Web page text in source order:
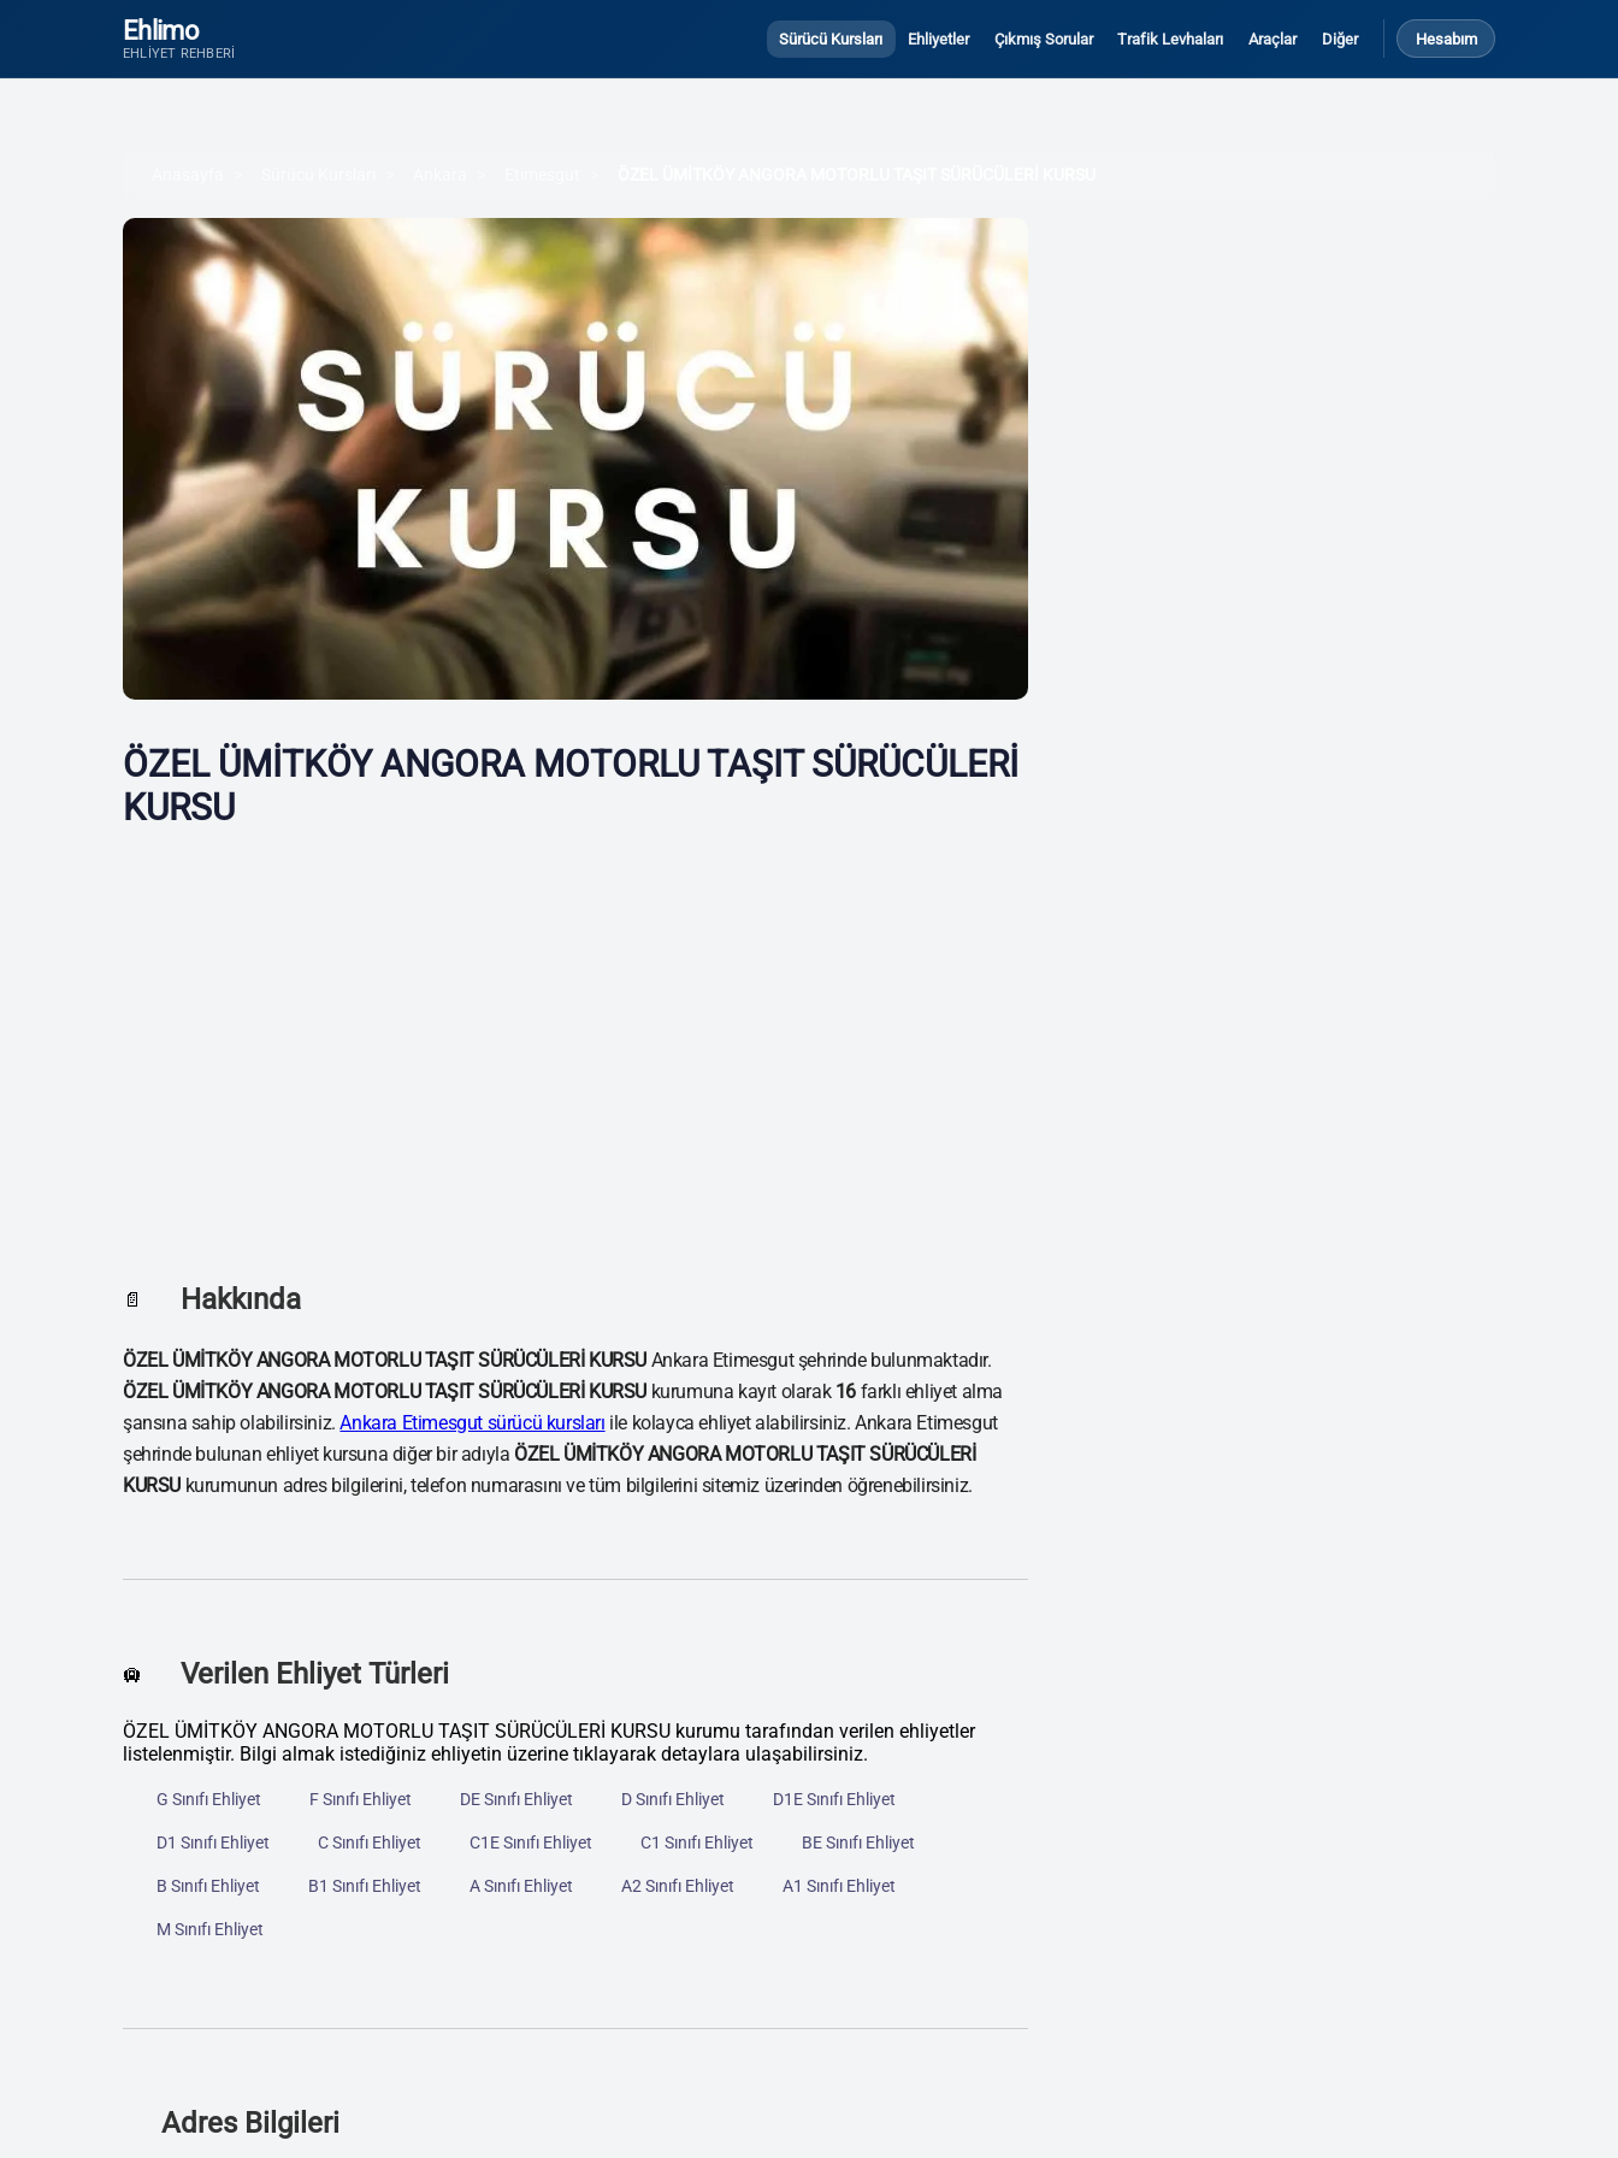
Ehlimo
EHLIYET REHBERI
Sürücü Kursları Ehliyetler Çıkmış Sorular Trafik Levhaları Araçlar Diğer Hesabım
ÖZEL ÜMİTKÖY ANGORA MOTORLU TAŞIT SÜRÜCÜLERİ
KURSU
📄 Hakkında
ÖZEL ÜMİTKÖY ANGORA MOTORLU TAŞIT SÜRÜCÜLERİ KURSU Ankara Etimesgut şehrinde bulunmaktadır.
ÖZEL ÜMİTKÖY ANGORA MOTORLU TAŞIT SÜRÜCÜLERİ KURSU kurumuna kayıt olarak 16 farklı ehliyet alma
şansına sahip olabilirsiniz.Ankara Etimesgut sürücü kursları ile kolayca ehliyet alabilirsiniz. Ankara Etimesgut
şehrinde bulunan ehliyet kursuna diğer bir adıyla ÖZEL ÜMİTKÖY ANGORA MOTORLU TAŞIT SÜRÜCÜLERİ
KURSU kurumunun adres bilgilerini, telefon numarasını ve tüm bilgilerini sitemiz üzerinden öğrenebilirsiniz.
🛄 Verilen Ehliyet Türleri
ÖZEL ÜMİTKÖY ANGORA MOTORLU TAŞIT SÜRÜCÜLERİ KURSU kurumu tarafından verilen ehliyetler
listelenmiştir. Bilgi almak istediğiniz ehliyetin üzerine tıklayarak detaylara ulaşabilirsiniz.
G Sınıfı Ehliyet F Sınıfı Ehliyet DE Sınıfı Ehliyet D Sınıfı Ehliyet D1E Sınıfı Ehliyet
D1 Sınıfı Ehliyet C Sınıfı Ehliyet C1E Sınıfı Ehliyet C1 Sınıfı Ehliyet BE Sınıfı Ehliyet
B Sınıfı Ehliyet B1 Sınıfı Ehliyet A Sınıfı Ehliyet A2 Sınıfı Ehliyet A1 Sınıfı Ehliyet
M Sınıfı Ehliyet
Adres Bilgileri